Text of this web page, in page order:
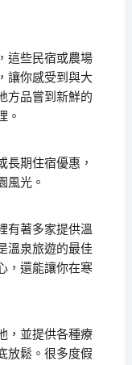
這些民宿或農場
讓你感受到與大
方品嘗到新鮮的
。
長期住宿優惠，
風光。
有著多家提供溫
溫泉旅遊的最佳
，還能讓你在寒
，並提供各種療
放鬆。很多度假